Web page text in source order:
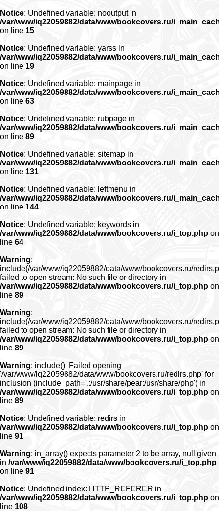
Notice: Undefined variable: nooutput in
/var/www/iq22059882/data/www/bookcovers.ru/
on line 15
Notice: Undefined variable: yarss in
/var/www/iq22059882/data/www/bookcovers.ru/
on line 19
Notice: Undefined variable: mainpage in
/var/www/iq22059882/data/www/bookcovers.ru/
on line 63
Notice: Undefined variable: rubpage in
/var/www/iq22059882/data/www/bookcovers.ru/
on line 89
Notice: Undefined variable: sitemap in
/var/www/iq22059882/data/www/bookcovers.ru/
on line 131
Notice: Undefined variable: leftmenu in
/var/www/iq22059882/data/www/bookcovers.ru/
on line 144
Notice: Undefined variable: keywords in
/var/www/iq22059882/data/www/bookcovers.ru/i_top.php on
line 64
Warning:
include(/var/www/iq22059882/data/www/bookcovers.ru/
failed to open stream: No such file or directory in
/var/www/iq22059882/data/www/bookcovers.ru/i_top.php on
line 89
Warning:
include(/var/www/iq22059882/data/www/bookcovers.ru/
failed to open stream: No such file or directory in
/var/www/iq22059882/data/www/bookcovers.ru/i_top.php on
line 89
Warning: include(): Failed opening
'/var/www/iq22059882/data/www/bookcovers.ru/redirs.php' for
inclusion (include_path='.:/usr/share/pear:/usr/share/php') in
/var/www/iq22059882/data/www/bookcovers.ru/i_top.php on
line 89
Notice: Undefined variable: redirs in
/var/www/iq22059882/data/www/bookcovers.ru/i_top.php on
line 91
Warning: in_array() expects parameter 2 to be array, null given
in /var/www/iq22059882/data/www/bookcovers.ru/i_top.php
on line 91
Notice: Undefined index: HTTP_REFERER in
/var/www/iq22059882/data/www/bookcovers.ru/i_top.php on
line 108